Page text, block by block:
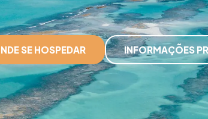
SE HOSPEDAR INFORMAÇÕES